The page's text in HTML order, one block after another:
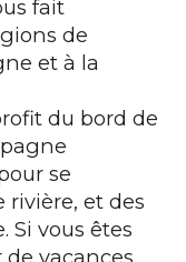
fait
de
et à la
du bord de
se
rivière, et des
Si vous êtes
vacances